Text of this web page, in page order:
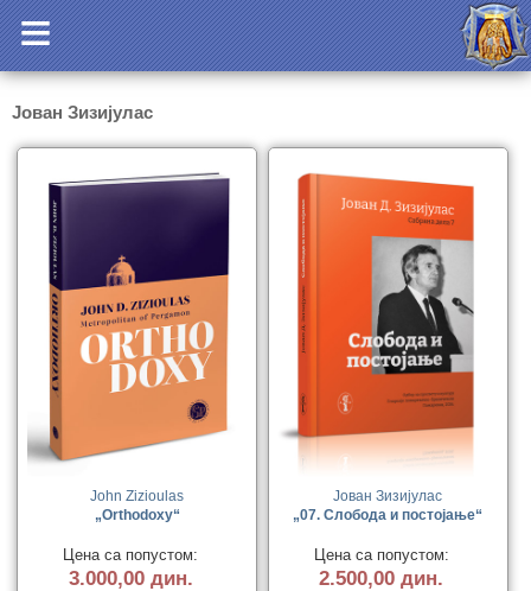
Јован Зизијулас
John Zizioulas
„Orthodoxy“
Цена са попустом:
3.000,00 дин.
Јован Зизијулас
„07. Слобода и постојање“
Цена са попустом:
2.500,00 дин.